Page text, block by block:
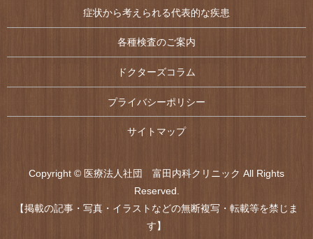
症状から考えられる代表的な疾患
各種検査のご案内
ドクターズコラム
プライバシーポリシー
サイトマップ
Copyright © 医療法人社団 富田内科クリニック All Rights
Reserved.
【掲載の記事・写真・イラストなどの無断複写・転載等を禁じま
す】